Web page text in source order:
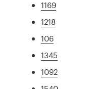
1169
1218
106
1345
1092